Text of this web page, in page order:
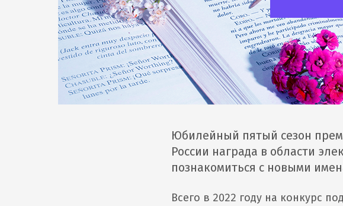
Юбилейный пятый сезон
России награда в области
познакомиться с новыми
Всего в 2022 году на конкурс